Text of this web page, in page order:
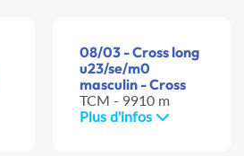
08/03 - Cross long
u23/se/m0
masculin - Cross
TCM - 9910 m
Plus d'infos